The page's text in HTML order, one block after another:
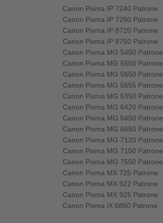
Canon Pixma IP 7240 Patrone
Canon Pixma IP 7250 Patrone
Canon Pixma IP 8720 Patrone
Canon Pixma IP 8750 Patrone
Canon Pixma MG 5450 Patrone
Canon Pixma MG 5550 Patrone
Canon Pixma MG 5650 Patrone
Canon Pixma MG 5655 Patrone
Canon Pixma MG 6350 Patrone
Canon Pixma MG 6420 Patrone
Canon Pixma MG 6450 Patrone
Canon Pixma MG 6650 Patrone
Canon Pixma MG 7120 Patrone
Canon Pixma MG 7150 Patrone
Canon Pixma MG 7550 Patrone
Canon Pixma MX 725 Patrone
Canon Pixma MX 922 Patrone
Canon Pixma MX 925 Patrone
Canon Pixma iX 6850 Patrone